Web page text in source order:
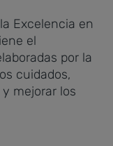
Excelencia en
el
por la
cuidados,
mejorar los